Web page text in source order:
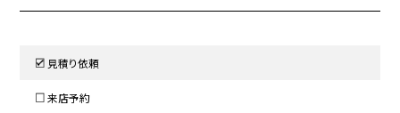
見積り依頼
来店予約